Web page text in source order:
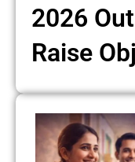
2026
Raise